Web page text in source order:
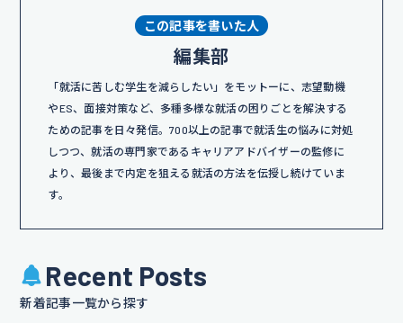
この記事を書いた人
編集部
「就活に苦しむ学生を減らしたい」をモットーに、志望動機
やES、面接対策など、多種多様な就活の困りごとを解決する
ための記事を日々発信。700以上の記事で就活生の悩みに対処
しつつ、就活の専門家であるキャリアアドバイザーの監修に
より、最後まで内定を狙える就活の方法を伝授し続けていま
す。
Recent Posts
新着記事一覧から探す